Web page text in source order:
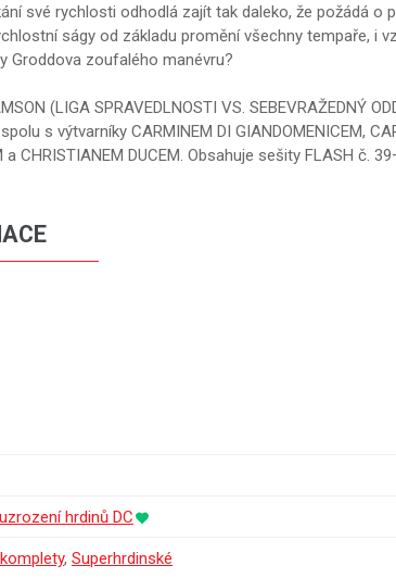
své rychlosti odhodlá zajít tak daleko, že požádá o
ságy od základu promění všechny tempaře, i
Groddova zoufalého manévru?
(LIGA SPRAVEDLNOSTI VS. SEBEVRAŽEDNÝ
s výtvarníky CARMINEM DI GIANDOMENICEM,
a CHRISTIANEM DUCEM. Obsahuje sešity FLASH č.
hrdinů DC
, Superhrdinské